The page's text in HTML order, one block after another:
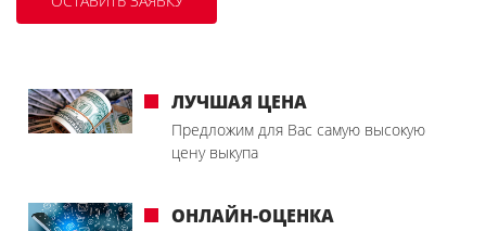
ЛУЧШАЯ ЦЕНА
Предложим для Вас самую высокую
цену выкупа
ОНЛАЙН-ОЦЕНКА